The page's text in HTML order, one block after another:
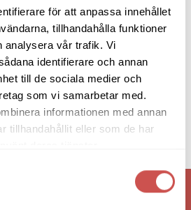
för att anpassa innehållet
tillhandahålla funktioner
analysera vår trafik. Vi
identifierare och annan
till de sociala medier och
som vi samarbetar med.
informationen med annan
tillhandahållit eller som de har